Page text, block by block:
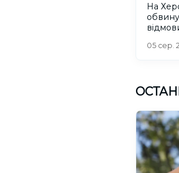
На
05 сер.